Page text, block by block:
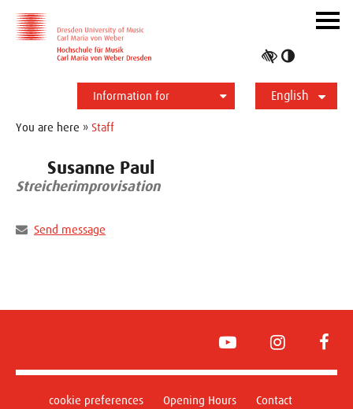
contrast
Information for
Students
Applicants
International
Press
Alumni
English
ein-/
You are here » Staff
Susanne Paul
Streicherimprovisation
Send message
YouTube Instagram
cookie preferences Opening Hours
Contact